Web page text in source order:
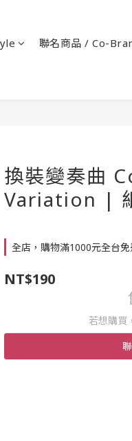
聯名商品 / Co-
換裝變奏曲
Variation |
全店，購物滿1000元全台免
NT$190
若想購買